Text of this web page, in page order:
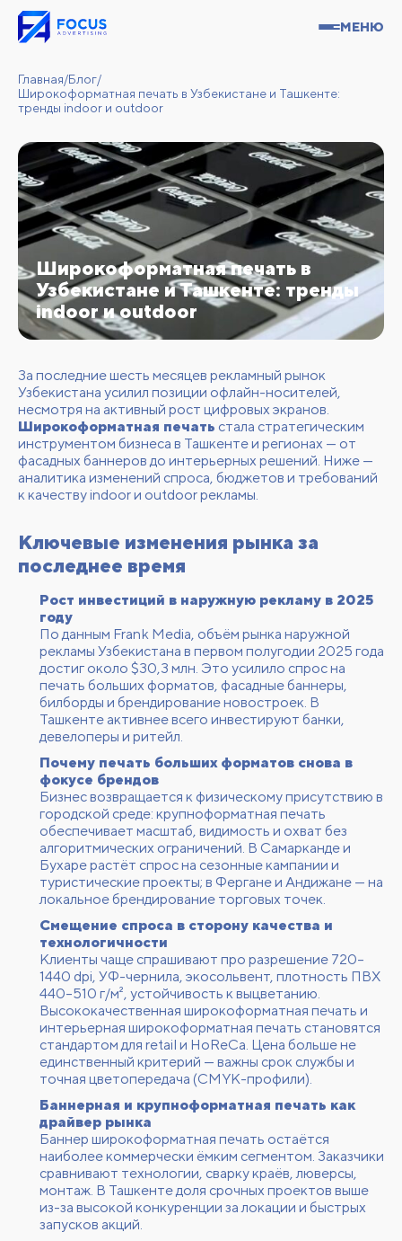
МЕНЮ
Главная/Блог/
Широкоформатная печать в Узбекистане и Ташкенте:
тренды indoor и outdoor
Широкоформатная печать в
Узбекистане и Ташкенте: тренды
indoor и outdoor
За последние шесть месяцев рекламный рынок
Узбекистана усилил позиции офлайн-носителей,
несмотря на активный рост цифровых экранов.
Широкоформатная печать стала стратегическим
инструментом бизнеса в Ташкенте и регионах — от
фасадных баннеров до интерьерных решений. Ниже —
аналитика изменений спроса, бюджетов и требований
к качеству indoor и outdoor рекламы.
Ключевые изменения рынка за
последнее время
Рост инвестиций в наружную рекламу в 2025
году
По данным Frank Media, объём рынка наружной
рекламы Узбекистана в первом полугодии 2025 года
достиг около $30,3 млн. Это усилило спрос на
печать больших форматов, фасадные баннеры,
билборды и брендирование новостроек. В
Ташкенте активнее всего инвестируют банки,
девелоперы и ритейл.
Почему печать больших форматов снова в
фокусе брендов
Бизнес возвращается к физическому присутствию в
городской среде: крупноформатная печать
обеспечивает масштаб, видимость и охват без
алгоритмических ограничений. В Самарканде и
Бухаре растёт спрос на сезонные кампании и
туристические проекты; в Фергане и Андижане — на
локальное брендирование торговых точек.
Смещение спроса в сторону качества и
технологичности
Клиенты чаще спрашивают про разрешение 720–
1440 dpi, УФ-чернила, экосольвент, плотность ПВХ
440–510 г/м², устойчивость к выцветанию.
Высококачественная широкоформатная печать и
интерьерная широкоформатная печать становятся
стандартом для retail и HoReCa. Цена больше не
единственный критерий — важны срок службы и
точная цветопередача (CMYK-профили).
Баннерная и крупноформатная печать как
драйвер рынка
Баннер широкоформатная печать остаётся
наиболее коммерчески ёмким сегментом. Заказчики
сравнивают технологии, сварку краёв, люверсы,
монтаж. В Ташкенте доля срочных проектов выше
из-за высокой конкуренции за локации и быстрых
запусков акций.